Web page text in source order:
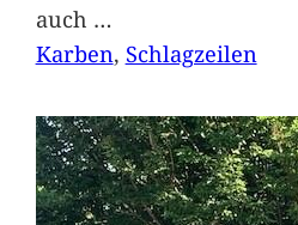
auch …
Karben, Schlagzeilen